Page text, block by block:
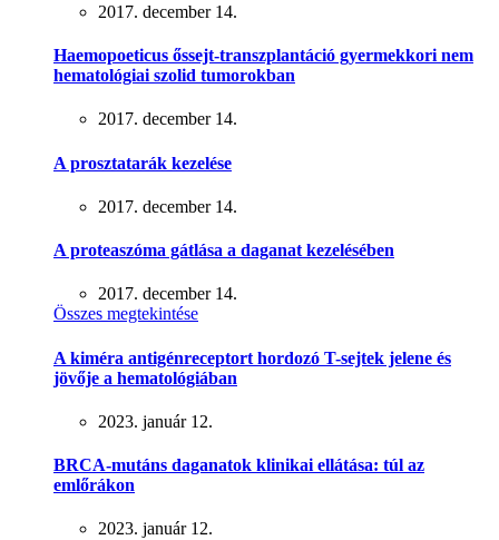
2017. december 14.
Haemopoeticus őssejt-transzplantáció gyermekkori nem
hematológiai szolid tumorokban
2017. december 14.
A prosztatarák kezelése
2017. december 14.
A proteaszóma gátlása a daganat kezelésében
2017. december 14.
Összes megtekintése
A kiméra antigénreceptort hordozó T-sejtek jelene és
jövője a hematológiában
2023. január 12.
BRCA-mutáns daganatok klinikai ellátása: túl az
emlőrákon
2023. január 12.